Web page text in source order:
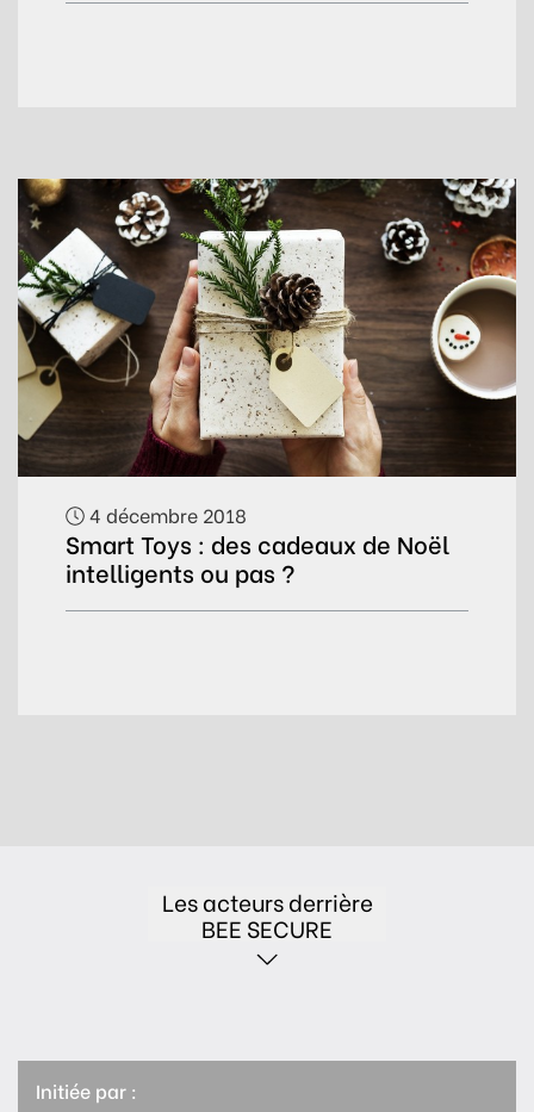
4 décembre 2018
Smart Toys : des cadeaux de Noël
intelligents ou pas ?
Les acteurs derrière
BEE SECURE
Initiée par :